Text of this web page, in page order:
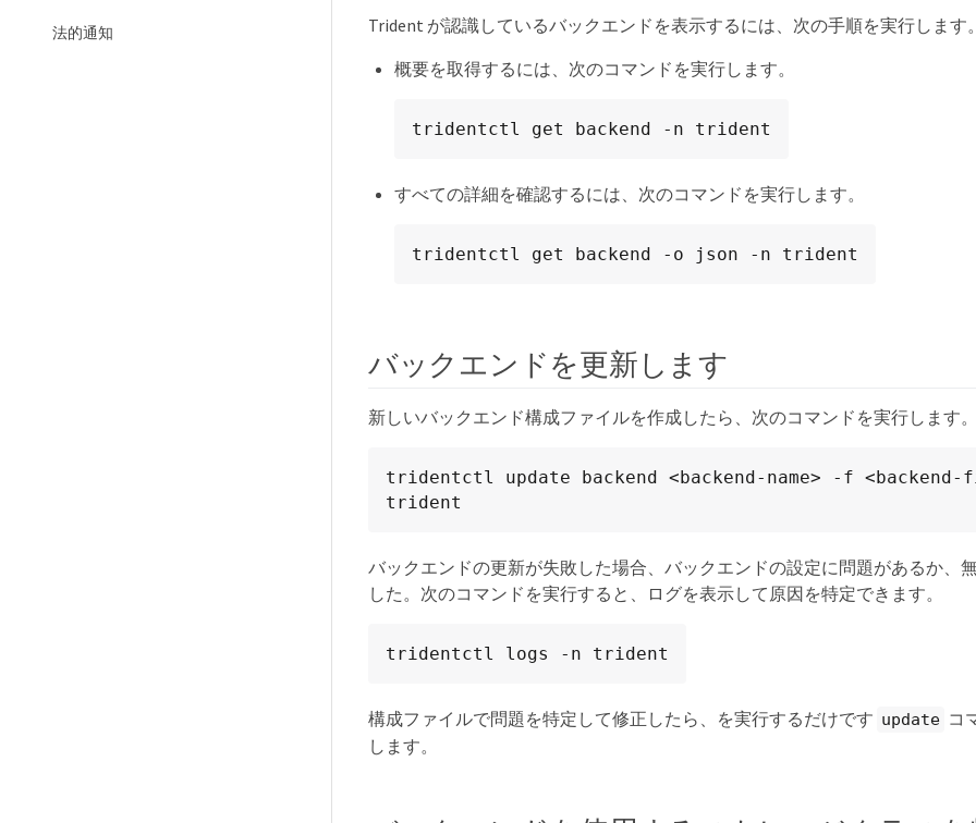
法的通知
Trident が認識しているバックエンドを表示するには、次の手順を実行します。
概要を取得するには、次のコマンドを実行します。
tridentctl get backend -n trident
すべての詳細を確認するには、次のコマンドを実行します。
tridentctl get backend -o json -n trident
バックエンドを更新します
新しいバックエンド構成ファイルを作成したら、次のコマンドを実行します。
tridentctl update backend <backend-name> -f
trident
バックエンドの更新が失敗した場合、バックエンドの設定に問題があるか、
した。次のコマンドを実行すると、ログを表示して原因を特定できます。
tridentctl logs -n trident
構成ファイルで問題を特定して修正したら、を実行するだけです update コ
します。